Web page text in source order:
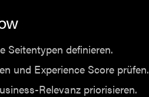
Seitentypen definieren.
und Experience Score prüfen.
Relevanz priorisieren.